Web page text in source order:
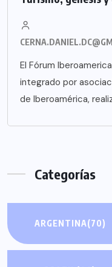
El Fórum
integrado por
de Iberoamérica,
Categorías
ARGENTINA(70)